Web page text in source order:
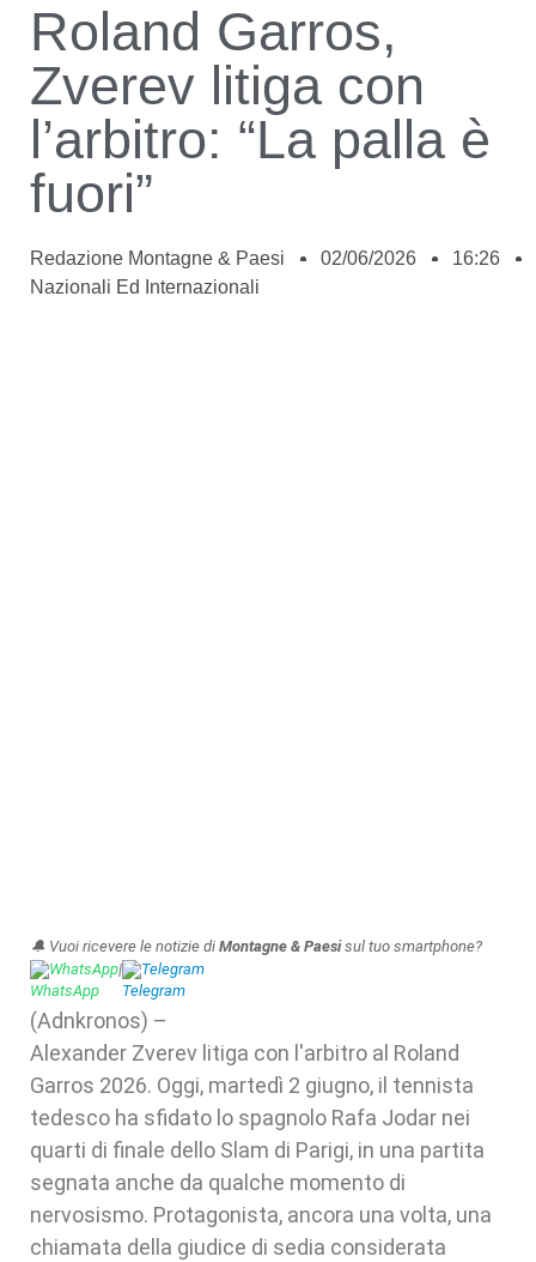
Roland Garros,
Zverev litiga con
l’arbitro: “La palla è
fuori”
Redazione Montagne & Paesi 02/06/2026
16:26
Nazionali Ed Internazionali
🔔 Vuoi ricevere le notizie di Montagne & Paesisul tuo smartphone?
WhatsApp| Telegram
(Adnkronos) –
Alexander Zverev litiga con l'arbitro al Roland
Garros 2026. Oggi, martedì 2 giugno, il tennista
tedesco ha sfidato lo spagnolo Rafa Jodar nei
quarti di finale dello Slam di Parigi, in una partita
segnata anche da qualche momento di
nervosismo. Protagonista, ancora una volta, una
chiamata della giudice di sedia considerata